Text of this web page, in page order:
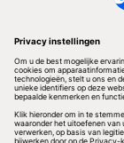
Volg ons
Redactionele partner